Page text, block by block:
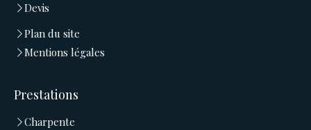
Devis
Plan du site
Mentions légales
Prestations
Charpente